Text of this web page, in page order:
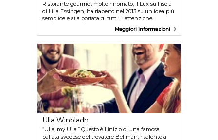
Ristorante gourmet molto rinomato, il Lux sull'isola
di Lilla Essingen, ha riaperto nel 2013 su un'idea più
semplice e alla portata di tutti. L'attenzione
principale resta comunque concentrata sui gusti
scandinavi e sull'uso di prodotti locali e naturali.
Mälaren.
Maggiori informazioni
Ulla Winbladh
”Ulla, my Ulla.” Questo è l'inizio di una famosa
ballata svedese del trovatore Bellman, risalente al